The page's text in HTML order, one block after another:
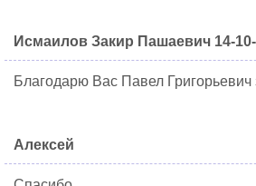
Исмаилов Закир Пашаевич 14-
Благодарю Вас Павел
Алексей